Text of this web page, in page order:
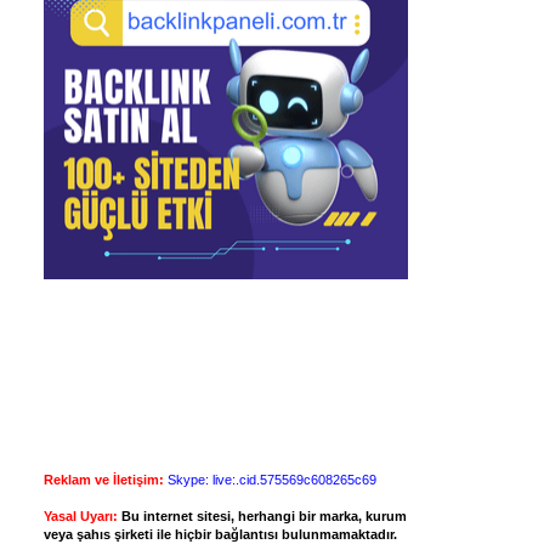
Reklam ve İletişim: Skype: live:.cid.575569c608265c69
Yasal Uyarı: Bu internet sitesi, herhangi bir marka, kurum
veya şahıs şirketi ile hiçbir bağlantısı bulunmamaktadır.